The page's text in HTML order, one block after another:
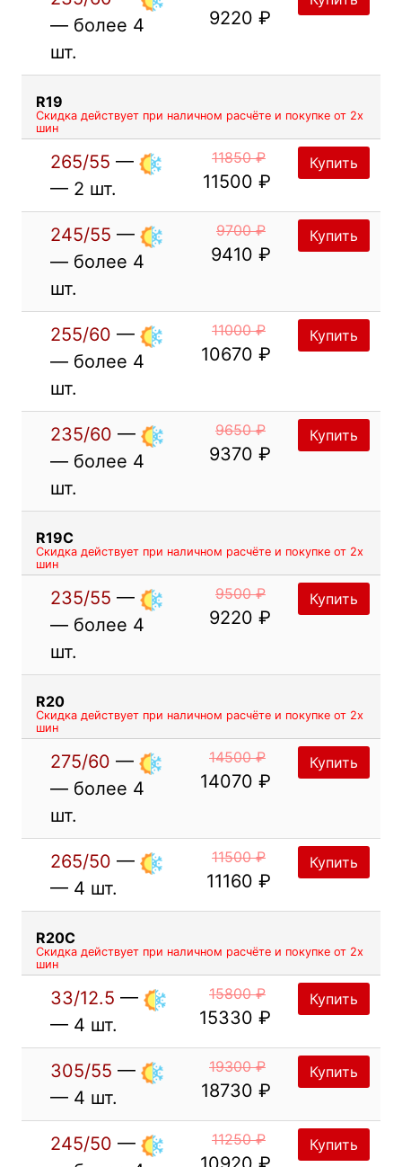
— более 4
шт.
9220 ₽
R19
Скидка действует при наличном расчёте и покупке от 2х
шин
265/55 —
— 2 шт.
11850 ₽
11500 ₽
Купить
245/55 —
— более 4
шт.
9700 ₽
9410 ₽
Купить
255/60 —
— более 4
шт.
11000 ₽
10670 ₽
Купить
235/60 —
— более 4
шт.
9650 ₽
9370 ₽
Купить
R19C
Скидка действует при наличном расчёте и покупке от 2х
шин
235/55 —
— более 4
шт.
9500 ₽
9220 ₽
Купить
R20
Скидка действует при наличном расчёте и покупке от 2х
шин
275/60 —
— более 4
шт.
14500 ₽
14070 ₽
Купить
265/50 —
— 4 шт.
11500 ₽
11160 ₽
Купить
R20C
Скидка действует при наличном расчёте и покупке от 2х
шин
33/12.5 —
— 4 шт.
15800 ₽
15330 ₽
Купить
305/55 —
— 4 шт.
19300 ₽
18730 ₽
Купить
245/50 —
11250 ₽ Купить